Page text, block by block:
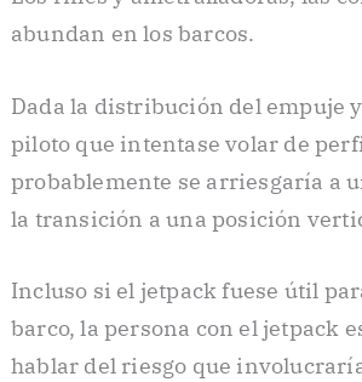
abundan en los barcos.
Dada la distribución del empuje
piloto que intentase volar de
probablemente se arriesgaría a
la transición a una posición
Incluso si el jetpack fuese útil
barco, la persona con el jetpack
hablar del riesgo que